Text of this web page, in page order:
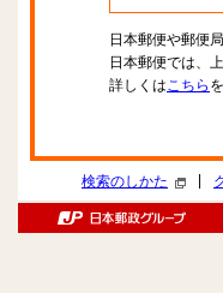
日本郵便や郵便
日本郵便では、
詳しくはこちら
検索のしかた